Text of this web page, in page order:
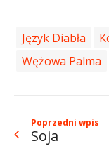
Język Diabła
Wężowa Palma
Poprzedni wpis
Soja